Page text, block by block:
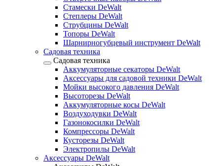
Стамески DeWalt
Степлеры DeWalt
Струбцины DeWalt
Топоры DeWalt
Шарнирногубцевый инструмент DeWalt
Садовая техника
Садовая техника
Аккумуляторные секаторы DeWalt
Аксессуары для садовой техники DeWalt
Мойки высокого давления DeWalt
Высоторезы DeWalt
Аккумуляторные косы DeWalt
Воздуходувки DeWalt
Газонокосилки DeWalt
Компрессоры DeWalt
Кусторезы DeWalt
Электропилы DeWalt
Аксессуары DeWalt